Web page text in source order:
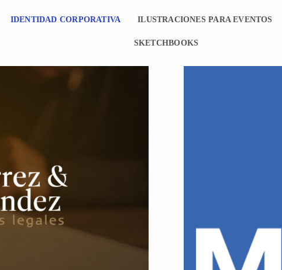
IDENTIDAD CORPORATIVA ILUSTRACIONES PARA EVENTOS
SKETCHBOOKS